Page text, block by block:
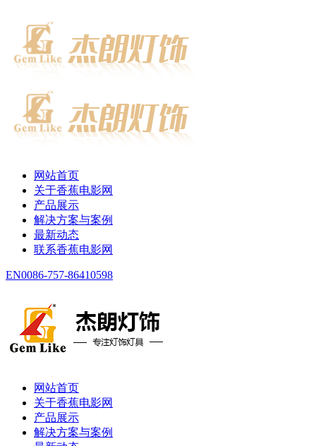
网站首页
关于香蕉电影网
产品展示
解决方案与案例
最新动态
联系香蕉电影网
EN0086-757-86410598
网站首页
关于香蕉电影网
产品展示
解决方案与案例